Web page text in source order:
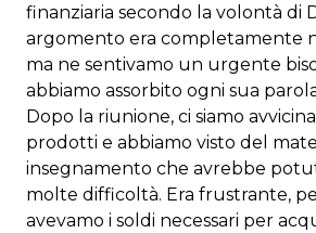
finanziaria secondo la volontà di
argomento era completamente
ma ne sentivamo un urgente
abbiamo assorbito ogni sua
Dopo la riunione, ci siamo
prodotti e abbiamo visto del
insegnamento che avrebbe
molte difficoltà. Era frustrante,
avevamo i soldi necessari per